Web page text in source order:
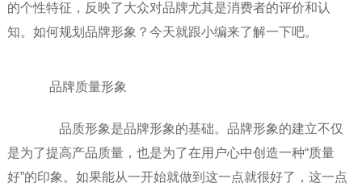
的个性特征，反映了大众对品牌尤其是消费者的评价和认
知。如何规划品牌形象？今天就跟小编来了解一下吧。
品牌质量形象
品质形象是品牌形象的基础。品牌形象的建立不仅
是为了提高产品质量，也是为了在用户心中创造一种“质量
好”的印象。如果能从一开始就做到这一点就很好了，这一点